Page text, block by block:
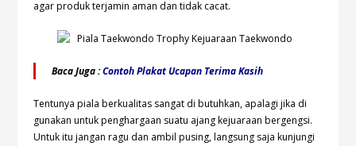
agar produk terjamin aman dan tidak cacat.
Baca Juga :Contoh Plakat Ucapan Terima Kasih
Tentunya piala berkualitas sangat di butuhkan, apalagi jika di
gunakan untuk penghargaan suatu ajang kejuaraan bergengsi.
Untuk itu jangan ragu dan ambil pusing, langsung saja kunjungi